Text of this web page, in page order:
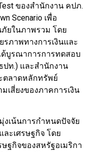
ของสำนักงาน คปภ.
Scenario เพื่อ
ยในภาพรวม โดย
รภาพทางการเงินและ
ด้บูรณาการการทดสอบ
ปท.) และสำนักงาน
ลาดหลักทรัพย์
เสี่ยงของภาคการเงิน
งเน้นการกำหนดปัจจัย
ะเศรษฐกิจ โดย
ฐกิจของสหรัฐอเมริกา